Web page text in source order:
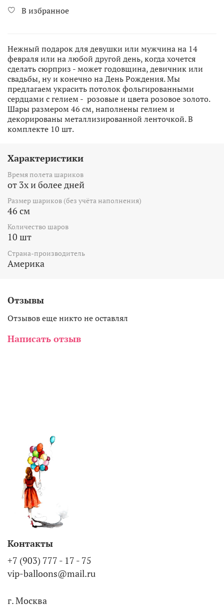
В избранное
Нежный подарок для девушки или мужчина на 14
февраля или на любой другой день, когда хочется
сделать сюрприз - может годовщина, девичник или
свадьбы, ну и конечно на День Рождения. Мы
предлагаем украсить потолок фольгированными
сердцами с гелием - розовые и цвета розовое золото.
Шары размером 46 см, наполнены гелием и
декорированы металлизированной ленточкой. В
комплекте 10 шт.
Характеристики
Время полета шариков
от 3х и более дней
Размер шариков (без учёта наполнения)
46 см
Количество шаров
10 шт
Страна-производитель
Америка
Отзывы
Отзывов еще никто не оставлял
Написать отзыв
Контакты
+7 (903) 777 - 17 - 75
vip-balloons@mail.ru
г. Москва